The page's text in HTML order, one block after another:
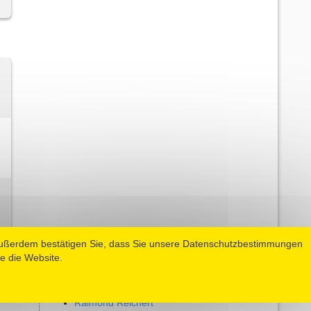
Raimond Reichert
bestätigen Sie, dass Sie unsere Datenschutzbestimmungen
die Website.